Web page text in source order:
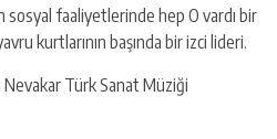
sosyal faaliyetlerinde hep O vardı bir
kurtlarının başında bir izci lideri.
Nevakar Türk Sanat Müziği